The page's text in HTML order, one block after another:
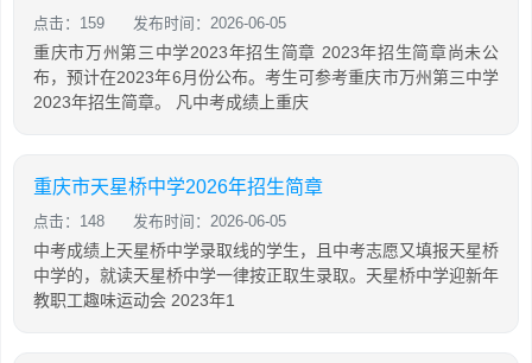
点击：159 发布时间：2026-06-05
重庆市万州第三中学2023年招生简章 2023年招生简章尚未公
布，预计在2023年6月份公布。考生可参考重庆市万州第三中学
2023年招生简章。 凡中考成绩上重庆
重庆市天星桥中学2026年招生简章
点击：148 发布时间：2026-06-05
中考成绩上天星桥中学录取线的学生，且中考志愿又填报天星桥
中学的，就读天星桥中学一律按正取生录取。天星桥中学迎新年
教职工趣味运动会 2023年1